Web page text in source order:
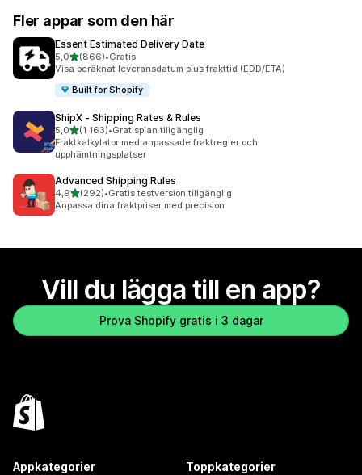
Fler appar som den här
Essent Estimated Delivery Date
5,0av 5 stjärnor
(866)
866 recensioner totalt
•Gratis
Visa beräknat leveransdatum plus frakttid (EDD/ETA)
Built for Shopify
ShipX ‑ Shipping Rates & Rules
5,0av 5 stjärnor
(1 163)
1163 recensioner totalt
•Gratisplan tillgänglig
Fraktkalkylator med anpassade fraktregler och
upphämtningsplatser
Advanced Shipping Rules
4,9av 5 stjärnor
(292)
292 recensioner totalt
•Gratis testversion tillgänglig
Anpassa dina fraktpriser med precision
Vill du lägga till en app?
Prova Shopify gratis i 3 dagar
Appkategorier Toppkategorier